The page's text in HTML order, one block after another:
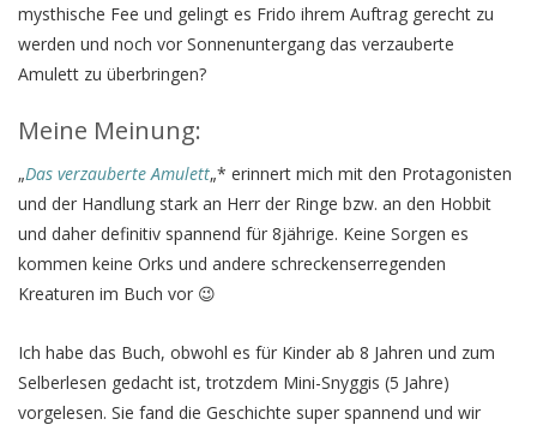
mysthische Fee und gelingt es Frido ihrem Auftrag gerecht zu
werden und noch vor Sonnenuntergang das verzauberte
Amulett zu überbringen?
Meine Meinung:
„Das verzauberte Amulett„* erinnert mich mit den Protagonisten
und der Handlung stark an Herr der Ringe bzw. an den Hobbit
und daher definitiv spannend für 8jährige. Keine Sorgen es
kommen keine Orks und andere schreckenserregenden
Kreaturen im Buch vor 😉
Ich habe das Buch, obwohl es für Kinder ab 8 Jahren und zum
Selberlesen gedacht ist, trotzdem Mini-Snyggis (5 Jahre)
vorgelesen. Sie fand die Geschichte super spannend und wir